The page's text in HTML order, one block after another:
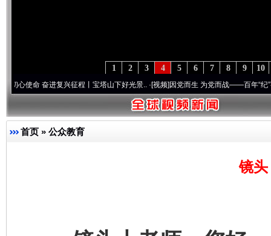
10
9
8
7
6
5
4
3
2
1
进复兴征程丨宝塔山下好光景..·[视频]因党而生 为党而战——百年“纪”事⑧加强纪
首页 » 公众教育
镜